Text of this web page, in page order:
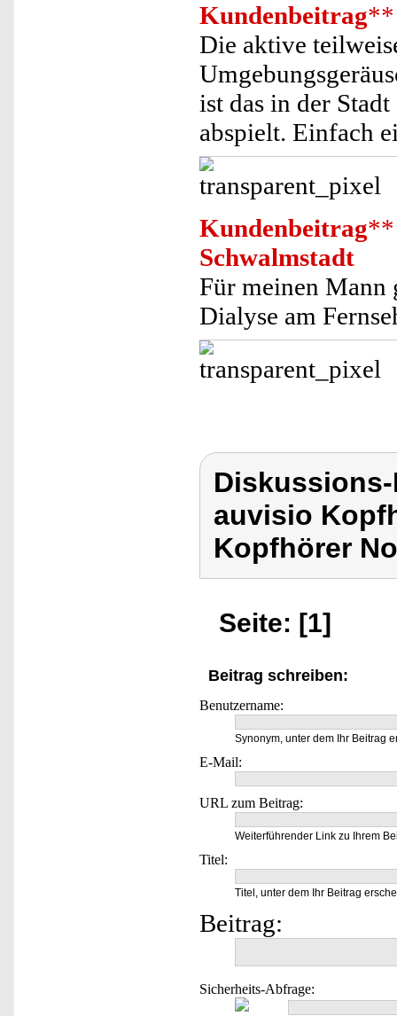
Kundenbeitrag**
Die aktive
ist das in der
abspielt. Einfach
Kundenbeitrag**
Schwalmstadt
Für meinen Mann
Dialyse am
auvisio
Kopfhörer
Seite: [1]
Beitrag schreiben:
Benutzername:
Synonym, unter dem Ihr Beitrag
E-Mail:
URL zum Beitrag:
Weiterführender Link zu Ihrem
Titel:
Titel, unter dem Ihr Beitrag
Beitrag:
Sicherheits-Abfrage: